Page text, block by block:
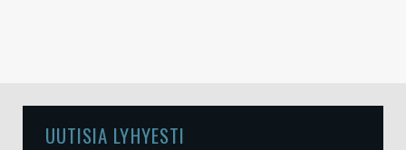
UUTISIA LYHYESTI